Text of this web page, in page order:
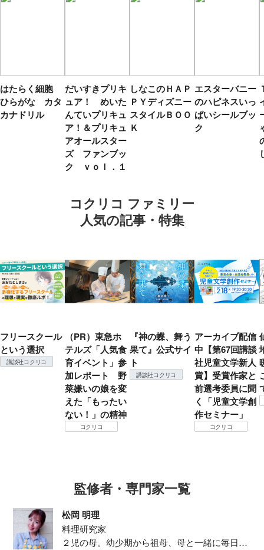
はたらく細胞
ひらがな カタ
カナドリル
だいすきプリキ
ュア！ めいた
んていプリキュ
ア！＆プリキュ
アオールスター
ズ ファンブッ
ク ｖｏｌ．１
しなこのＨＡＰ
ＰＹディズニー
スタイルＢＯＯ
Ｋ
エスターバニー
のハピネスいっ
ぱいシールブッ
ク
コクリコ ファミリー
人気の記事・特集
フリースクール
という選択
講談社コクリコ
（PR）東急ホ
テルズ「人気食
育イベント」参
加レポート 野
菜嫌いの娘を変
えた「もったい
ない！」の精神
コクリコ
『神の蝶、舞う
果て』公式サイ
ト
講談社コクリコ
アーカイブ配信
中【第67回講談
社児童文学新人
賞】受賞作家と
前選考委員に聞
く「児童文学創
作セミナー」
コクリコ
監修者・専門家一覧
松岡 明理
料理研究家
２児の母。幼少期から祖母、母と一緒に毎日の